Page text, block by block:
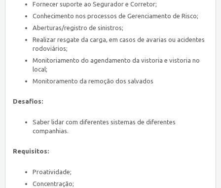
Fornecer suporte ao Segurador e Corretor;
Conhecimento nos processos de Gerenciamento de Risco;
Aberturas/registro de sinistros;
Realizar resgate da carga, em casos de avarias ou acidentes
rodoviários;
Monitoriamento do agendamento da vistoria e vistoria no
local;
Monitoramento da remoção dos salvados
Desafios:
Saber lidar com diferentes sistemas de diferentes
companhias.
Requisitos:
Proatividade;
Concentração;